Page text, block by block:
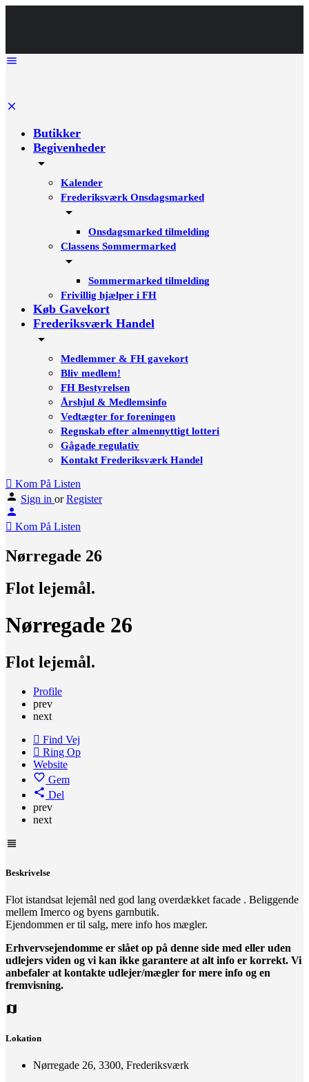
Butikker
Begivenheder
Kalender
Frederiksværk Onsdagsmarked
Onsdagsmarked tilmelding
Classens Sommermarked
Sommermarked tilmelding
Frivillig hjælper i FH
Køb Gavekort
Frederiksværk Handel
Medlemmer & FH gavekort
Bliv medlem!
FH Bestyrelsen
Årshjul & Medlemsinfo
Vedtægter for foreningen
Regnskab efter almennyttigt lotteri
Gågade regulativ
Kontakt Frederiksværk Handel
Kom På Listen
Sign in or Register
Kom På Listen
Nørregade 26
Flot lejemål.
Nørregade 26
Flot lejemål.
Profile
prev
next
Find Vej
Ring Op
Website
Gem
Del
prev
next
Beskrivelse
Flot istandsat lejemål ned god lang overdækket facade . Beliggende
mellem Imerco og byens garnbutik.
Ejendommen er til salg, mere info hos mægler.
Erhvervsejendomme er slået op på denne side med eller uden
udlejers viden og vi kan ikke garantere at alt info er korrekt. Vi
anbefaler at kontakte udlejer/mægler for mere info og en
fremvisning.
Lokation
Nørregade 26, 3300, Frederiksværk